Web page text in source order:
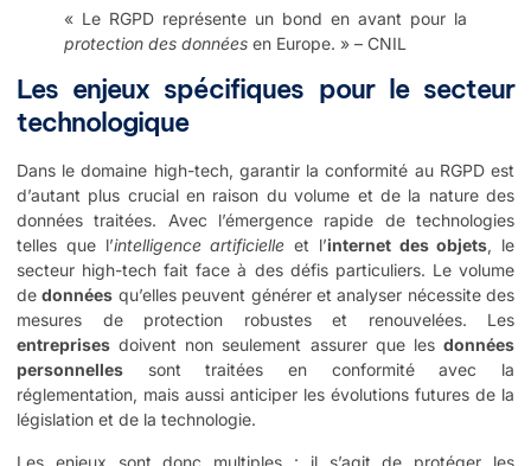
« Le RGPD représente un bond en avant pour la
protection des données en Europe. » – CNIL
Les enjeux spécifiques pour le secteur
technologique
Dans le domaine high-tech, garantir la conformité au RGPD est
d’autant plus crucial en raison du volume et de la nature des
données traitées. Avec l’émergence rapide de technologies
telles que l’intelligence artificielle et l’internet des objets, le
secteur high-tech fait face à des défis particuliers. Le volume
dedonnées qu’elles peuvent générer et analyser nécessite des
mesures de protection robustes et renouvelées. Les
entreprises doivent non seulement assurer que les données
personnelles sont traitées en conformité avec la
réglementation, mais aussi anticiper les évolutions futures de la
législation et de la technologie.
Les enjeux sont donc multiples : il s’agit de protéger les